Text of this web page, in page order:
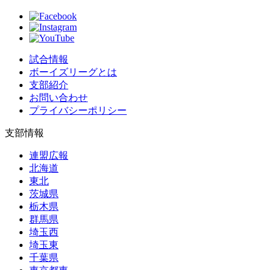
試合情報
ボーイズリーグとは
支部紹介
お問い合わせ
プライバシーポリシー
支部情報
連盟広報
北海道
東北
茨城県
栃木県
群馬県
埼玉西
埼玉東
千葉県